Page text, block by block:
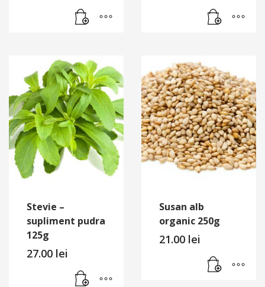
Stevie –
supliment pudra
125g
27.00 lei
Susan alb
organic 250g
21.00 lei